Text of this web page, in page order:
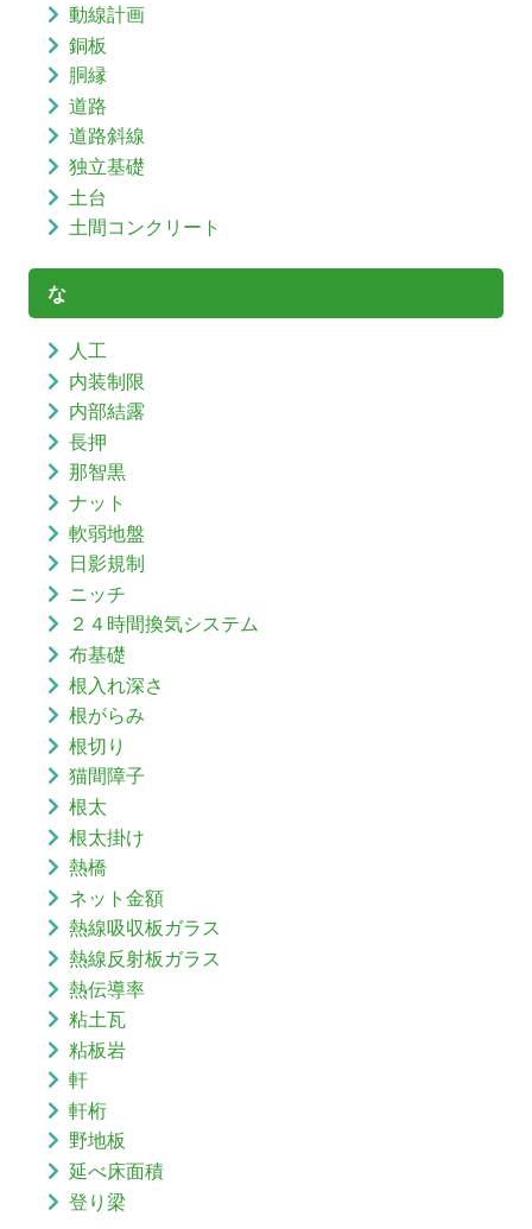
動線計画
銅板
胴縁
道路
道路斜線
独立基礎
土台
土間コンクリート
な
人工
内装制限
内部結露
長押
那智黒
ナット
軟弱地盤
日影規制
ニッチ
２４時間換気システム
布基礎
根入れ深さ
根がらみ
根切り
猫間障子
根太
根太掛け
熱橋
ネット金額
熱線吸収板ガラス
熱線反射板ガラス
熱伝導率
粘土瓦
粘板岩
軒
軒桁
野地板
延べ床面積
登り梁